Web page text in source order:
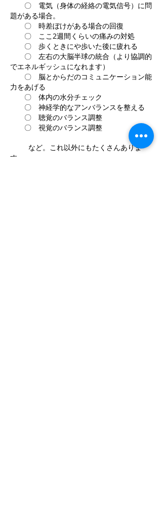
〇 電気（身体の経絡の電気信号）に問
題がある場合。
〇 時差ぼけがある場合の回復
〇 ここ2週間くらいの痛みの対処
〇 歩くときにや歩いた後に疲れる
〇 左右の大脳半球の統合（より協調的
でエネルギッシュになれます）
〇 脳とからだのコミュニケーション能
力をあげる
〇 体内の水分チェック
〇 神経学的なアンバランスを整える
〇 聴覚のバランス調整
〇 視覚のバランス調整
など​。これ以外にもたくさんありま
す。